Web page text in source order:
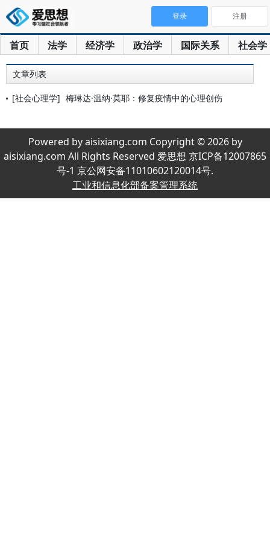
首页 法学 经济学 政治学 国际关系 社会学
登录 注册
文章列表
[社会心理学] 梅琳达·温纳·莫耶：修复疫情中的心理创伤
Powered by aisixiang.com Copyright © 2026 by
aisixiang.com All Rights Reserved 爱思想 京ICP备12007865
号-1 京公网安备11010602120014号.
工业和信息化部备案管理系统